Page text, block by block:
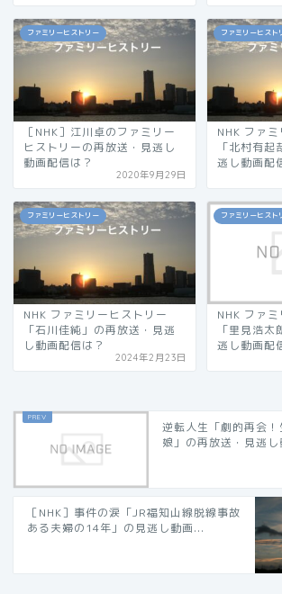
ファミリーヒストリー
［NHK］江川卓のファミリー
ヒストリーの再放送・見逃し
動画配信は？
2020年9月29日
ファミリーヒスト
NHK ファ
「北村有
逃し動画配
ファミリーヒストリー
NHK ファミリーヒストリー
「石川佳純」の再放送・見逃
し動画配信は？
2024年2月23日
ファミリーヒスト
NHK ファ
「里見浩
逃し動画配
逆転人生「劇的再会！
娘」の再放送・見逃し
［NHK］事件の涙「JR福知山線脱線事故
ある夫婦の14年」の見逃し動画...